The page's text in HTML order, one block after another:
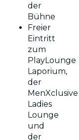
der
Bühne
Freier
Eintritt
zum
PlayLounge
Laporium,
der
MenXclusive
Ladies
Lounge
und
der